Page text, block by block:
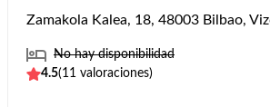
Zamakola Kalea, 18, 48003 Bilbao,
No hay disponibilidad
4.5(11 valoraciones)